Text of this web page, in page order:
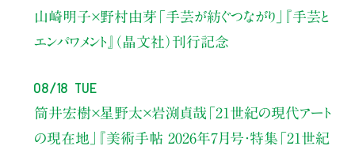
山崎明子×野村由芽 「手芸が紡ぐつながり」
『手芸と
エンパワメント』（晶文社）刊行記念
08/18 Tue
筒井宏樹×星野太×岩渕貞哉 「21世紀の現代アート
の現在地」
『美術手帖 2026年7月号・特集「21世紀